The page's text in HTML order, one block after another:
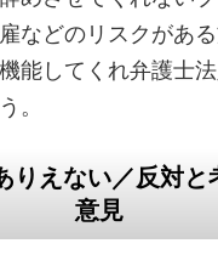
などのリスクがあ
能してくれ弁護士
。
りえない／反対と
意見